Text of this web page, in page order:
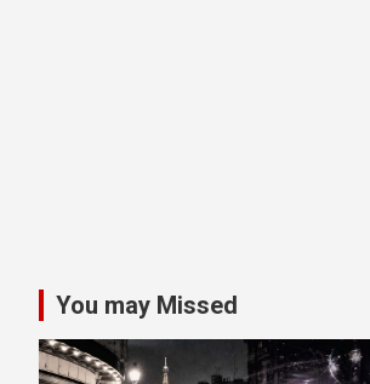
You may Missed